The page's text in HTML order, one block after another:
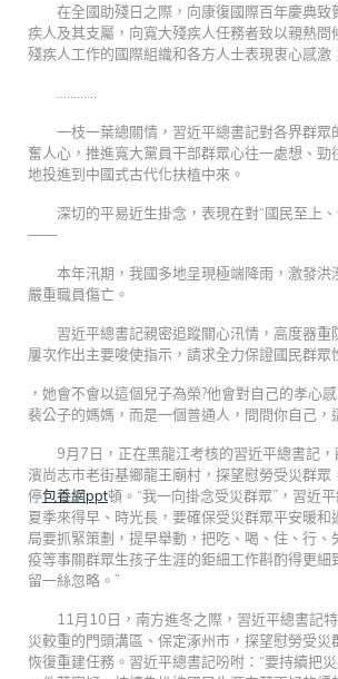
在全國助殘日之際，向康復國際百年慶典致
疾人及其支屬，向寬大殘疾人任務者致以親熱問
殘疾人工作的國際組織和各方人士表現衷心感激
一枝一葉總關情，習近平總書記對各界群眾
奮人心，推進寬大黨員干部群眾心往一處想、勁
地投進到中國式古代化扶植中來。
深切的平易近生掛念，表現在對“國民至上
——
本年汛期，我國多地呈現極端降雨，激發洪
嚴重職員傷亡。
習近平總書記親密追蹤關心汛情，高度器重
屢次作出主要唆使指示，請求全力保證國民群眾
，她會不會以這個兒子為榮?他會對自己的孝心
裴公子的媽媽，而是一個普通人，問問你自己，
9月7日，正在黑龍江考核的習近平總書記
濱尚志市老街基鄉龍王廟村，探望慰勞受災群眾
停包養網ppt頓。“我一向掛念受災群眾”，習近
夏季來得早、時光長，要確保受災群眾平安暖和
局要抓緊策劃，提早舉動，把吃、喝、住、行、
疫等事關群眾生孩子生涯的鉅細工作斟酌得更細
留一絲忽略。”
11月10日，南方進冬之際，習近平總書記
災較重的門頭溝區、保定涿州市，探望慰勞受災
恢復重建任務。習近平總書記吩咐：“要持續把